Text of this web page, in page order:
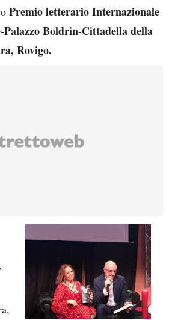
Premio letterario Internazionale
Palazzo Boldrin-Cittadella della
Rovigo.